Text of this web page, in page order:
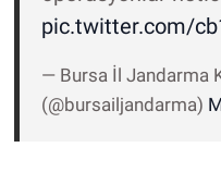
pic.twitter.com/
— Bursa İl Jandarma
(@bursailjandarma)